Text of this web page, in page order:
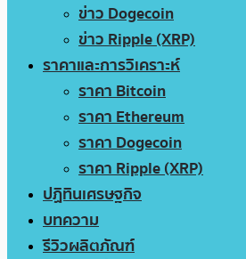
ข่าว Dogecoin
ข่าว Ripple (XRP)
ราคาและการวิเคราะห์
ราคา Bitcoin
ราคา Ethereum
ราคา Dogecoin
ราคา Ripple (XRP)
ปฏิทินเศรษฐกิจ
บทความ
รีวิวผลิตภัณฑ์